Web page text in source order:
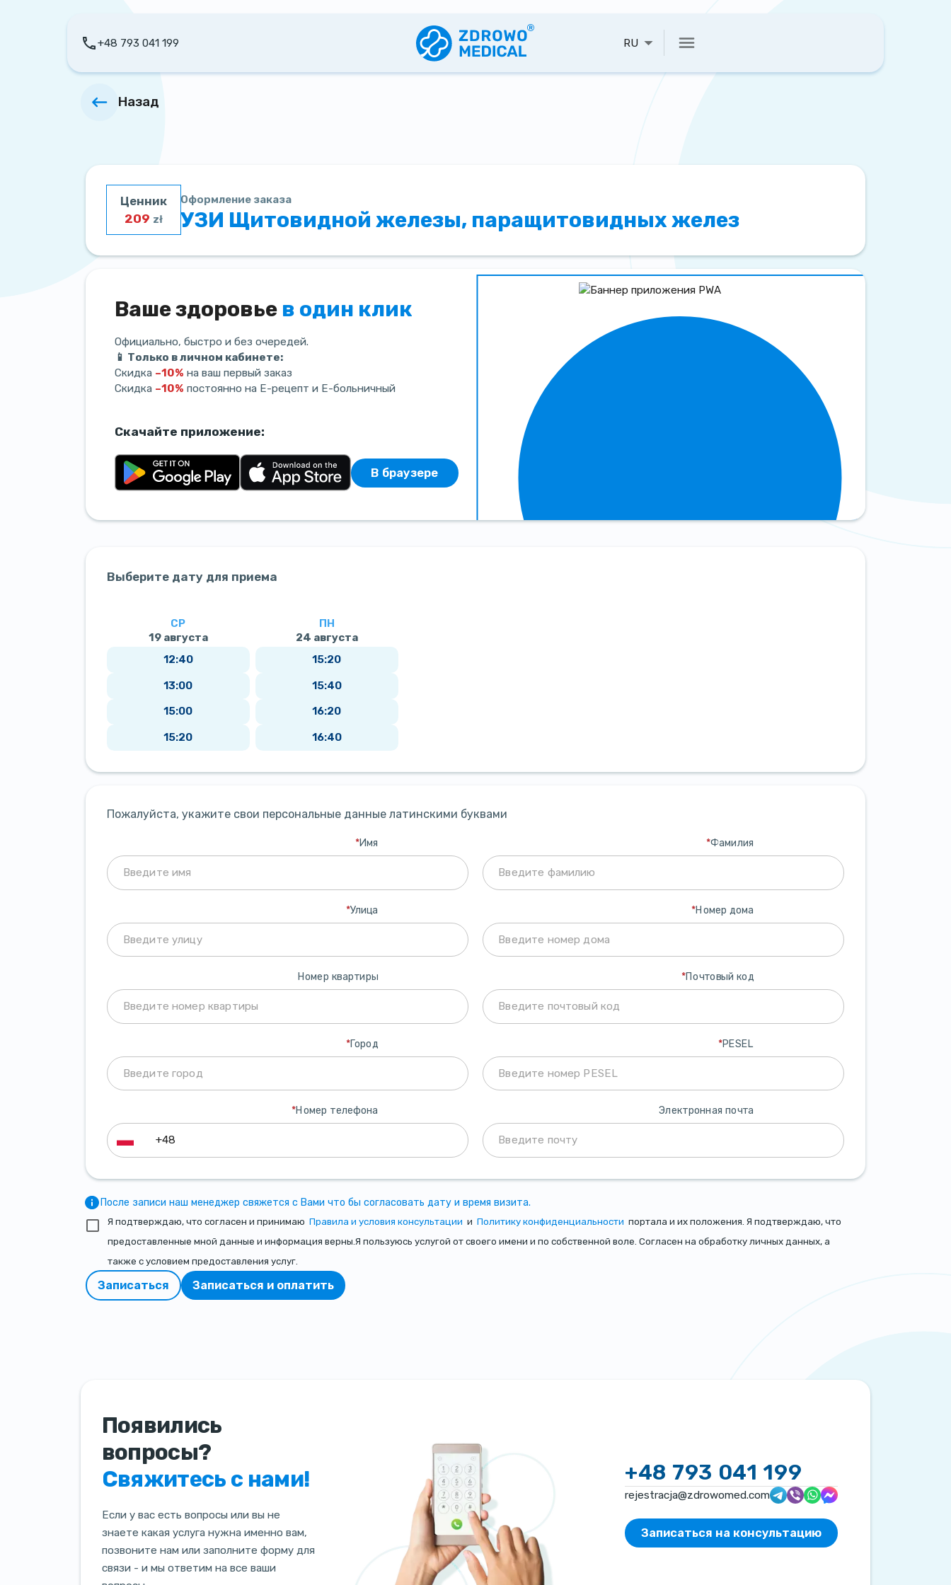
+48 793 041 199 RU
Назад
Ценник
209 zł
Оформление заказа
УЗИ Щитовидной железы, паращитовидных желез
Ваше здоровье в один клик
Официально, быстро и без очередей.
📱 Только в личном кабинете:
Скидка –10% на ваш первый заказ
Скидка –10% постоянно на Е-рецепт и Е-больничный
Скачайте приложение:
В браузере
Выберите дату для приема
СР
19 августа
12:40
13:00
15:00
15:20
ПН
24 августа
15:20
15:40
16:20
16:40
Пожалуйста, укажите свои персональные данные латинскими буквами
Имя
* Фамилия
*
Улица
* Номер дома
*
Номер квартиры Почтовый код
*
Город
* PESEL
*
Номер телефона
* Электронная почта
После записи наш менеджер свяжется с Вами что бы согласовать дату и время визита.
Я подтверждаю, что согласен и принимаю Правила и условия консультации и Политику конфиденциальности портала и их положения. Я подтверждаю, что
предоставленные мной данные и информация верны.Я пользуюсь услугой от своего имени и по собственной воле. Согласен на обработку личных данных, а
также с условием предоставления услуг.
Записаться Записаться и оплатить
Появились
вопросы?
Свяжитесь с нами!
Если у вас есть вопросы или вы не
знаете какая услуга нужна именно вам,
позвоните нам или заполните форму для
связи - и мы ответим на все ваши
+48 793 041 199
rejestracja@zdrowomed.com
Записаться на консультацию